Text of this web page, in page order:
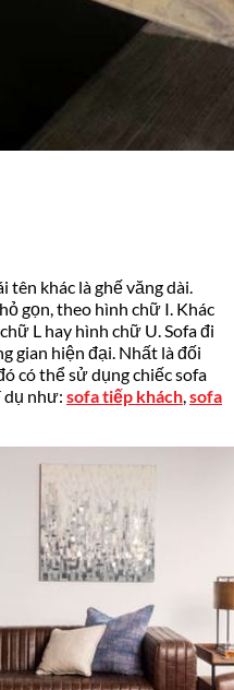
tên khác là ghế văng dài.
gọn, theo hình chữ I. Khác
L hay hình chữ U. Sofa đi
gian hiện đại. Nhất là đối
có thể sử dụng chiếc sofa
dụ như: sofa tiếp khách,sofa